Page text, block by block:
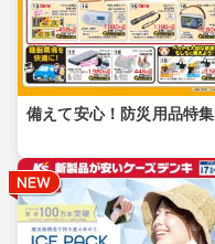
備えて安心！防災用品特集